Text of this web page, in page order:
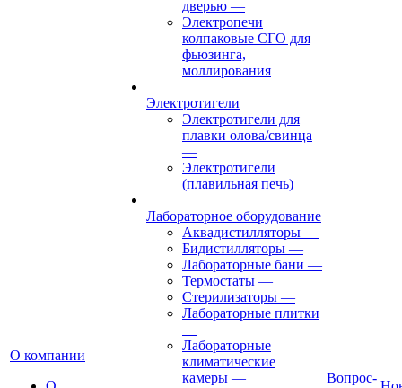
О компании
дверью —
Электропечи
колпаковые СГО для
фьюзинга,
моллирования
Электротигели
Электротигели для
плавки олова/свинца
—
Электротигели
(плавильная печь)
Лабораторное оборудование
Аквадистилляторы —
Бидистилляторы —
Лабораторные бани —
Термостаты —
Стерилизаторы —
Лабораторные плитки
—
Лабораторные
климатические
камеры —
Вопрос-